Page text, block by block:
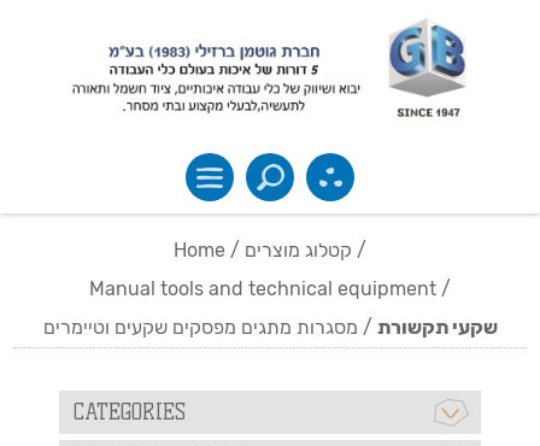
Home / קטלוג מוצרים /
Manual tools and technical equipment /
מסגרות מתגים מפסקים שקעים וטיימרים / שקעי תקשורת
CATEGORIES